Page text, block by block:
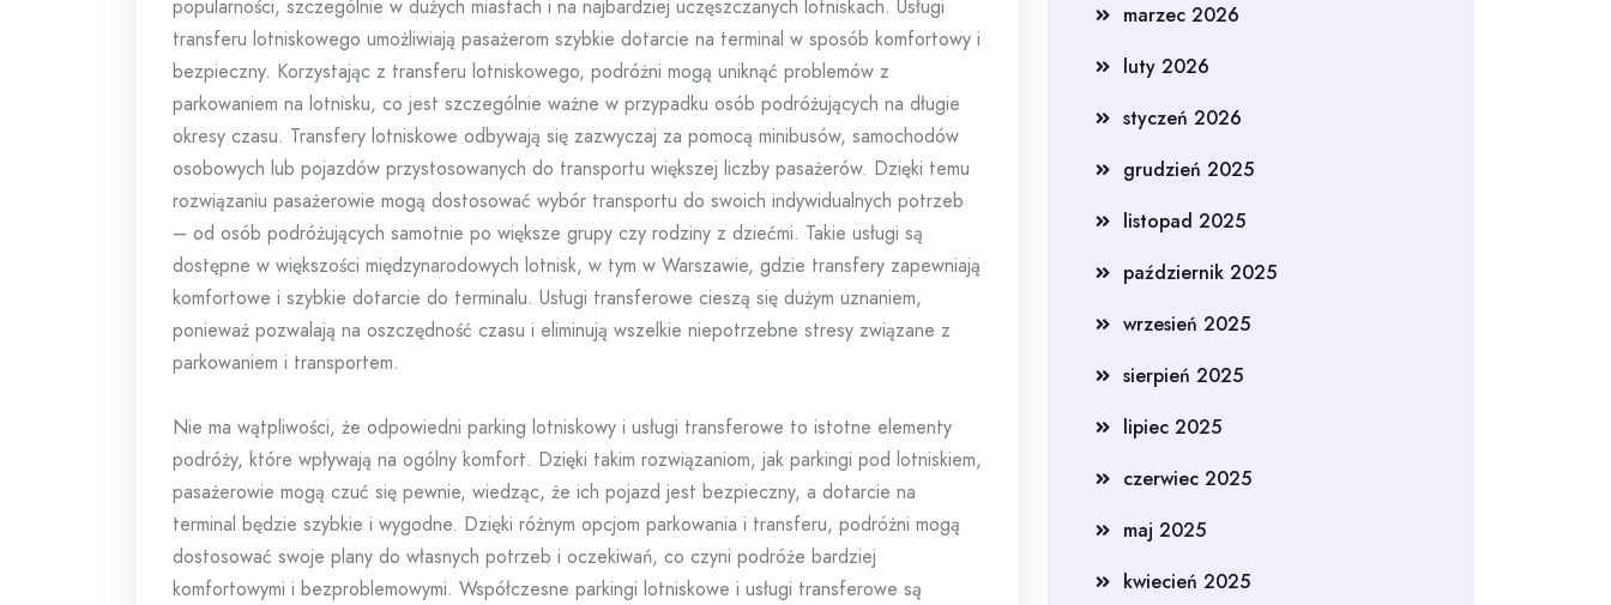
popularności, szczególnie w dużych miastach i na najbardziej uczęszczanych lotniskach. Usługi
transferu lotniskowego umożliwiają pasażerom szybkie dotarcie na terminal w sposób komfortowy i
bezpieczny. Korzystając z transferu lotniskowego, podróżni mogą uniknąć problemów z
parkowaniem na lotnisku, co jest szczególnie ważne w przypadku osób podróżujących na długie
okresy czasu. Transfery lotniskowe odbywają się zazwyczaj za pomocą minibusów, samochodów
osobowych lub pojazdów przystosowanych do transportu większej liczby pasażerów. Dzięki temu
rozwiązaniu pasażerowie mogą dostosować wybór transportu do swoich indywidualnych potrzeb
– od osób podróżujących samotnie po większe grupy czy rodziny z dziećmi. Takie usługi są
dostępne w większości międzynarodowych lotnisk, w tym w Warszawie, gdzie transfery zapewniają
komfortowe i szybkie dotarcie do terminalu. Usługi transferowe cieszą się dużym uznaniem,
ponieważ pozwalają na oszczędność czasu i eliminują wszelkie niepotrzebne stresy związane z
parkowaniem i transportem.
Nie ma wątpliwości, że odpowiedni parking lotniskowy i usługi transferowe to istotne elementy
podróży, które wpływają na ogólny komfort. Dzięki takim rozwiązaniom, jak parkingi pod lotniskiem,
pasażerowie mogą czuć się pewnie, wiedząc, że ich pojazd jest bezpieczny, a dotarcie na
terminal będzie szybkie i wygodne. Dzięki różnym opcjom parkowania i transferu, podróżni mogą
dostosować swoje plany do własnych potrzeb i oczekiwań, co czyni podróże bardziej
komfortowymi i bezproblemowymi. Współczesne parkingi lotniskowe i usługi transferowe są
marzec 2026
luty 2026
styczeń 2026
grudzień 2025
listopad 2025
październik 2025
wrzesień 2025
sierpień 2025
lipiec 2025
czerwiec 2025
maj 2025
kwiecień 2025